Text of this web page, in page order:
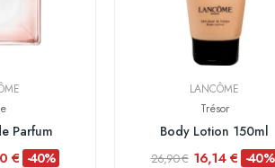
Parfum
€ -40%
LANCÔME
Trésor
Body Lotion 150ml
26,90 € 16,14 € -40%